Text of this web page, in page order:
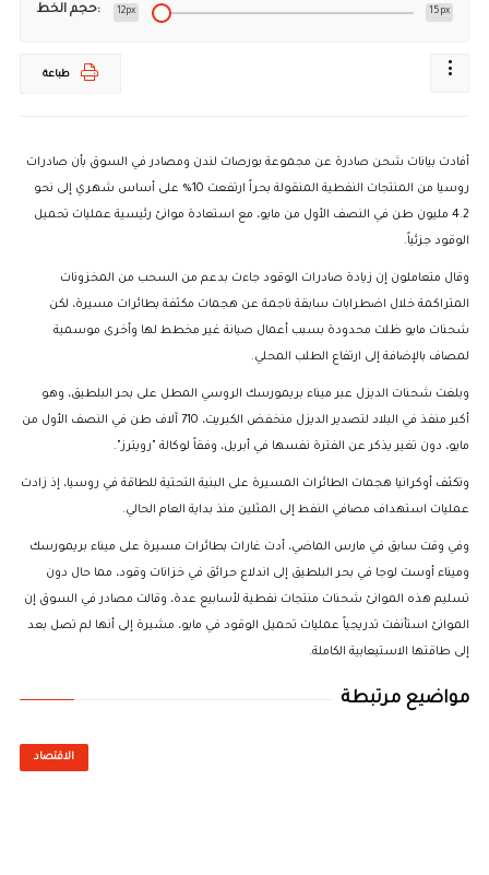
حجم الخط: 12px 15px
طباعة
أفادت بيانات شحن صادرة عن مجموعة بورصات لندن ومصادر في السوق بأن صادرات
روسيا من المنتجات النفطية المنقولة بحراً ارتفعت 10% على أساس شهري إلى نحو
4.2 مليون طن في النصف الأول من مايو، مع استعادة موانئ رئيسية عمليات تحميل
الوقود جزئياً.
وقال متعاملون إن زيادة صادرات الوقود جاءت بدعم من السحب من المخزونات
المتراكمة خلال اضطرابات سابقة ناجمة عن هجمات مكثفة بطائرات مسيرة، لكن
شحنات مايو ظلت محدودة بسبب أعمال صيانة غير مخطط لها وأخرى موسمية
لمصاف بالإضافة إلى ارتفاع الطلب المحلي.
وبلغت شحنات الديزل عبر ميناء بريمورسك الروسي المطل على بحر البلطيق، وهو
أكبر منفذ في البلاد لتصدير الديزل منخفض الكبريت، 710 آلاف طن في النصف الأول من
مايو، دون تغير يذكر عن الفترة نفسها في أبريل، وفقاً لوكالة "رويترز".
وتكثف أوكرانيا هجمات الطائرات المسيرة على البنية التحتية للطاقة في روسيا، إذ زادت
عمليات استهداف مصافي النفط إلى المثلين منذ بداية العام الحالي.
وفي وقت سابق في مارس الماضي، أدت غارات بطائرات مسيرة على ميناء بريمورسك
وميناء أوست لوجا في بحر البلطيق إلى اندلاع حرائق في خزانات وقود، مما حال دون
تسليم هذه الموانئ شحنات منتجات نفطية لأسابيع عدة، وقالت مصادر في السوق إن
الموانئ استأنفت تدريجياً عمليات تحميل الوقود في مايو، مشيرة إلى أنها لم تصل بعد
إلى طاقتها الاستيعابية الكاملة.
مواضيع مرتبطة
الاقتصاد